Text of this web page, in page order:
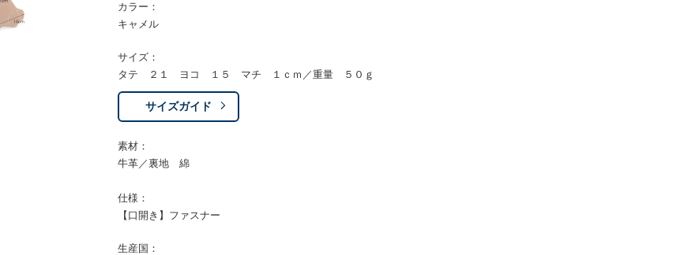
カラー：
キャメル
サイズ：
タテ ２１ ヨコ １５ マチ １ｃｍ／重量 ５０ｇ
サイズガイド
素材：
牛革／裏地 綿
仕様：
【口開き】ファスナー
生産国：